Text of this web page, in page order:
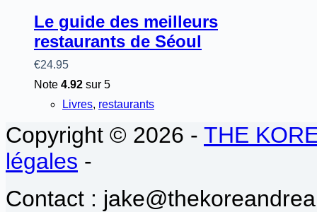
Le guide des meilleurs
restaurants de Séoul
€24.95
Note 4.92 sur 5
Livres, restaurants
Copyright © 2026 - THE
légales -
Contact :